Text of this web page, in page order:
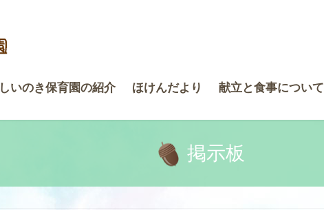
しいのき保育園の紹介 ほけんだより 献立と食事について
掲示板